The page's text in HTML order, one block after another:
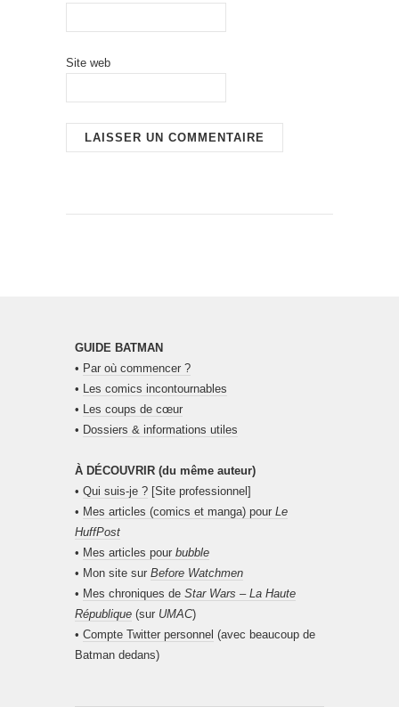
Site web
GUIDE BATMAN
• Par où commencer ?
• Les comics incontournables
• Les coups de cœur
• Dossiers & informations utiles
À DÉCOUVRIR (du même auteur)
• Qui suis-je ? [Site professionnel]
• Mes articles (comics et manga) pour Le
HuffPost
• Mes articles pour bubble
• Mon site sur Before Watchmen
• Mes chroniques de Star Wars – La Haute
République (sur UMAC)
• Compte Twitter personnel (avec beaucoup de
Batman dedans)